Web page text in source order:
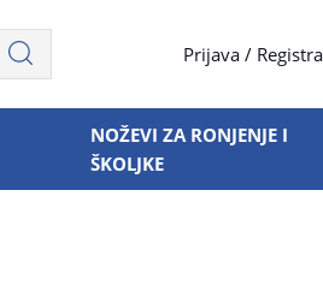
Prijava /
NOŽEVI ZA RONJENJE I
ŠKOLJKE